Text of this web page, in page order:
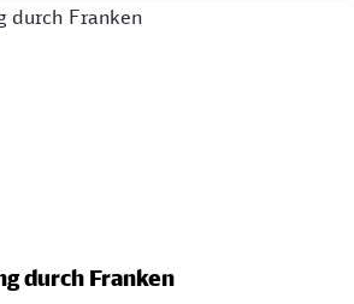
durch Franken